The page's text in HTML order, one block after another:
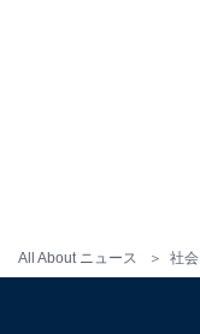
All About ニュース 社会